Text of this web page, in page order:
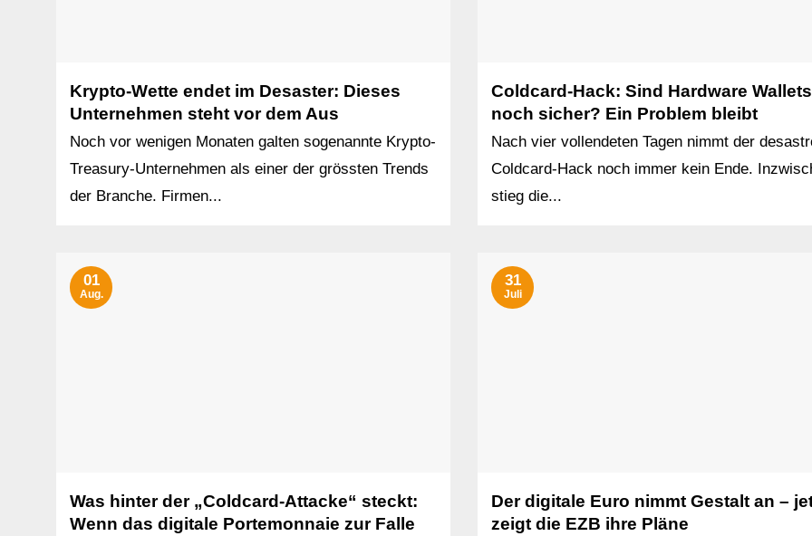
Krypto-Wette endet im Desaster: Dieses
Unternehmen steht vor dem Aus
Noch vor wenigen Monaten galten sogenannte Krypto-
Treasury-Unternehmen als einer der grössten Trends
der Branche. Firmen...
Coldcard-Hack: Sind Hardware Wallets
noch sicher? Ein Problem bleibt
Nach vier vollendeten Tagen nimmt der
Coldcard-Hack noch immer kein Ende.
stieg die...
Was hinter der „Coldcard-Attacke“ steckt:
Wenn das digitale Portemonnaie zur Falle
01
Aug.
Der digitale Euro nimmt Gestalt an –
zeigt die EZB ihre Pläne
31
Juli